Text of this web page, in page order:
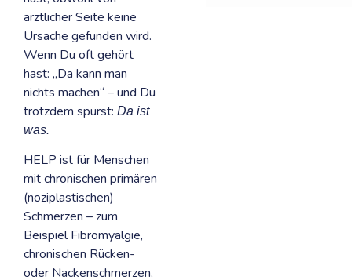
ärztlicher Seite keine
Ursache gefunden wird.
Wenn Du oft gehört
hast: „Da kann man
nichts machen“ – und Du
trotzdem spürst: Da ist
was.
HELP ist für Menschen
mit chronischen primären
(noziplastischen)
Schmerzen –zum
Beispiel Fibromyalgie,
chronischen Rücken-
oder Nackenschmerzen,